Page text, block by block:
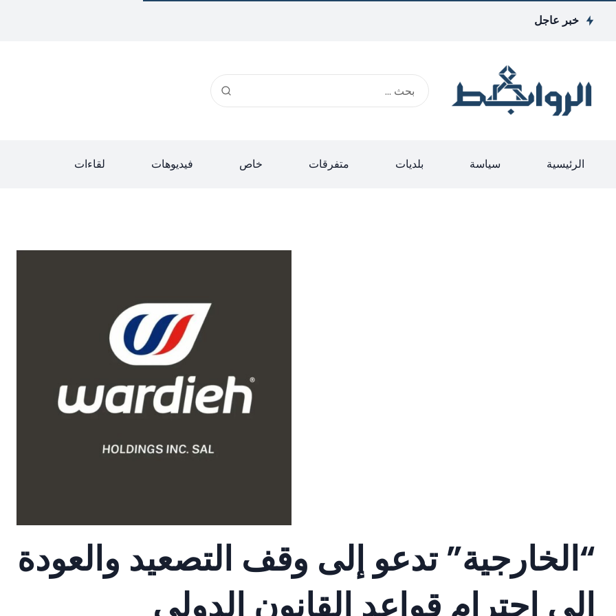
خبر عاجل
الرئيسية سياسة بلديات متفرقات خاص فيديوهات لقاءات
“الخارجية” تدعو إلى وقف التصعيد والعودة
الى احترام قواعد القانون الدولي